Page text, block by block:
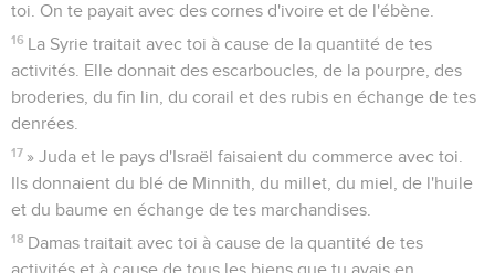
toi. On te payait avec des cornes d'ivoire et de l'ébène.
16 La Syrie traitait avec toi à cause de la quantité de tes
activités. Elle donnait des escarboucles, de la pourpre, des
broderies, du fin lin, du corail et des rubis en échange de tes
denrées.
17 » Juda et le pays d'Israël faisaient du commerce avec toi.
Ils donnaient du blé de Minnith, du millet, du miel, de l'huile
et du baume en échange de tes marchandises.
18 Damas traitait avec toi à cause de la quantité de tes
activités et à cause de tous les biens que tu avais en